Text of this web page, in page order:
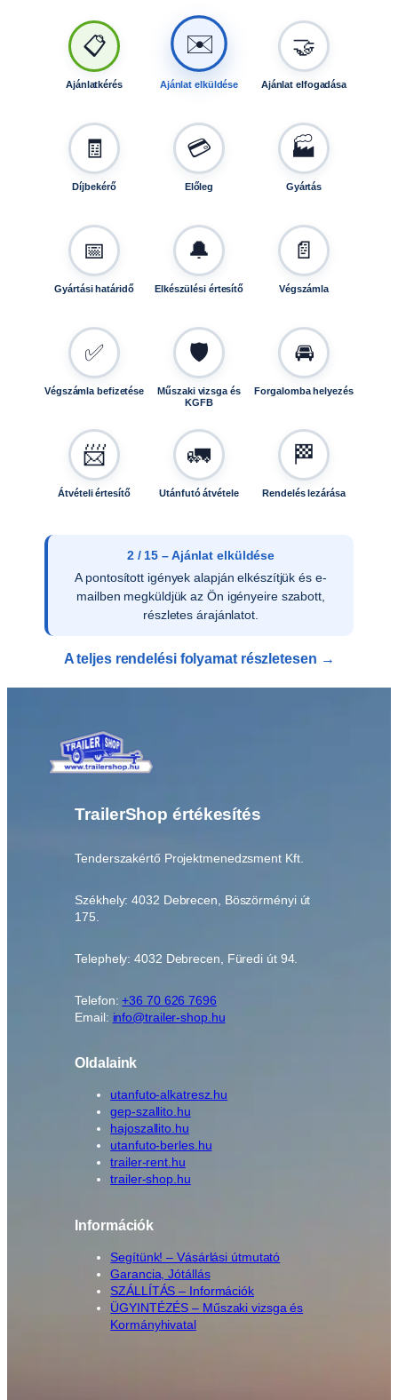
📋
Ajánlatkérés
✉️
Ajánlat elküldése
🤝
Ajánlat elfogadása
🧾
Díjbekérő
💳
Előleg
🏭
Gyártás
📅
Gyártási határidő
🔔
Elkészülési értesítő
📄
Végszámla
✅
Végszámla befizetése
🛡️
Műszaki vizsga és
KGFB
🚘
Forgalomba helyezés
📨
Átvételi értesítő
🚛
Utánfutó átvétele
🏁
Rendelés lezárása
2 / 15 – Ajánlat elküldése
A pontosított igények alapján elkészítjük és e-
mailben megküldjük az Ön igényeire szabott,
részletes árajánlatot.
A teljes rendelési folyamat részletesen →
TrailerShop értékesítés
Tenderszakértő Projektmenedzsment Kft.
Székhely: 4032 Debrecen, Böszörményi út
175.
Telephely: 4032 Debrecen, Füredi út 94.
Telefon:+36 70 626 7696
Email: info@trailer-shop.hu
Oldalaink
utanfuto-alkatresz.hu
gep-szallito.hu
hajoszallito.hu
utanfuto-berles.hu
trailer-rent.hu
trailer-shop.hu
Információk
Segítünk! – Vásárlási útmutató
Garancia, Jótállás
SZÁLLÍTÁS – Információk
ÜGYINTÉZÉS – Műszaki vizsga és
Kormányhivatal